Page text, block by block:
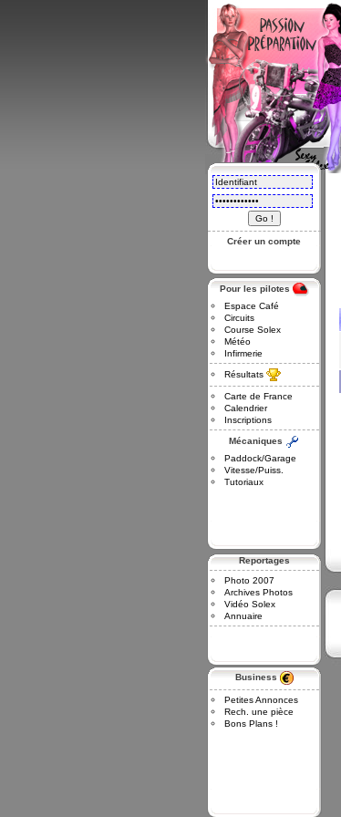
Créer un compte
Pour les pilotes
Espace Café
Circuits
Course Solex
Météo
Infirmerie
Résultats
Carte de France
Calendrier
Inscriptions
Mécaniques
Paddock/Garage
Vitesse/Puiss.
Tutoriaux
Reportages
Photo 2007
Archives Photos
Vidéo Solex
Annuaire
Business
Petites Annonces
Rech. une pièce
Bons Plans !